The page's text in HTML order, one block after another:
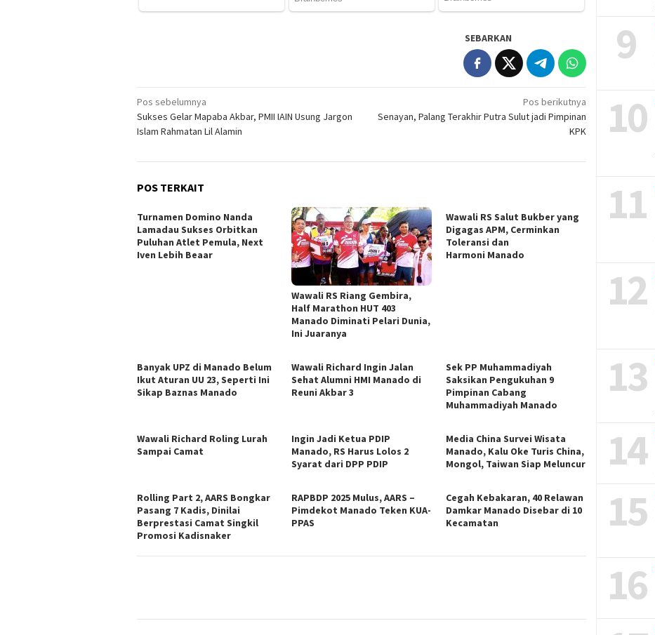
SEBARKAN
Navigasi
pos
Pos sebelumnya
Sukses Gelar Mapaba Akbar, PMII IAIN Usung Jargon
Islam Rahmatan Lil Alamin
Pos berikutnya
Senayan, Palang Terakhir Putra Sulut jadi Pimpinan
KPK
POS TERKAIT
Turnamen Domino Nanda
Lamadau Sukses Orbitkan
Puluhan Atlet Pemula, Next
Iven Lebih Beaar
Wawali RS Riang Gembira,
Half Marathon HUT 403
Manado Diminati Pelari Dunia,
Ini Juaranya
Wawali RS Salut Bukber yang
Digagas APM, Cerminkan
Toleransi dan
Harmoni Manado
Banyak UPZ di Manado Belum
Ikut Aturan UU 23, Seperti Ini
Sikap Baznas Manado
Wawali Richard Ingin Jalan
Sehat Alumni HMI Manado di
Reuni Akbar 3
Sek PP Muhammadiyah
Saksikan Pengukuhan 9
Pimpinan Cabang
Muhammadiyah Manado
Wawali Richard Roling Lurah
Sampai Camat
Ingin Jadi Ketua PDIP
Manado, RS Harus Lolos 2
Syarat dari DPP PDIP
Media China Survei Wisata
Manado, Kalu Oke Turis China,
Mongol, Taiwan Siap Meluncur
Rolling Part 2, AARS Bongkar
Pasang 7 Kadis, Dinilai
Berprestasi Camat Singkil
Promosi Kadisnaker
RAPBDP 2025 Mulus, AARS –
Pimdekot Manado Teken KUA-
PPAS
Cegah Kebakaran, 40 Relawan
Damkar Manado Disebar di 10
Kecamatan
9
10
11
12
13
14
15
16